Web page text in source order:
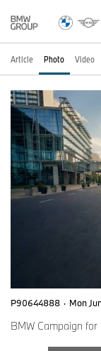
Article Photo Video
P90644888 · Mon
BMW Campaign